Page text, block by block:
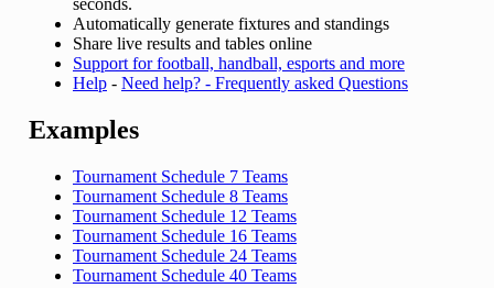
seconds.
Automatically generate fixtures and standings
Share live results and tables online
Support for football, handball, esports and more
Help - Need help? - Frequently asked Questions
Examples
Tournament Schedule 7 Teams
Tournament Schedule 8 Teams
Tournament Schedule 12 Teams
Tournament Schedule 16 Teams
Tournament Schedule 24 Teams
Tournament Schedule 40 Teams